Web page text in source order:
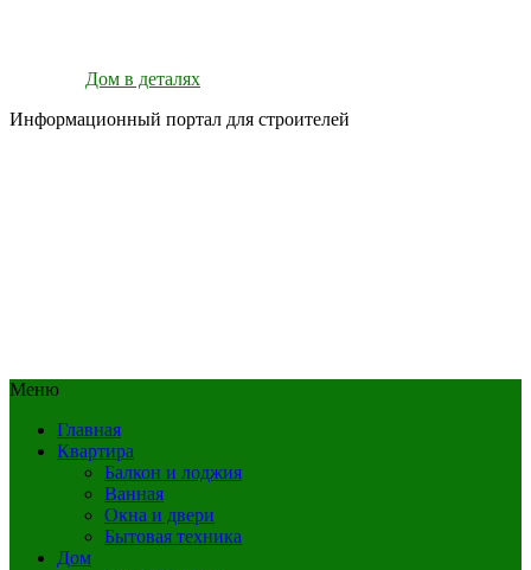
Дом в деталях
Информационный портал для строителей
Меню
Главная
Квартира
Балкон и лоджия
Ванная
Окна и двери
Бытовая техника
Дом